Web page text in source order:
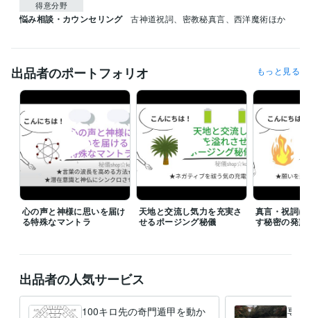
得意分野
悩み相談・カウンセリング 古神道祝詞、密教秘真言、西洋魔術ほか
出品者のポートフォリオ もっと見る
心の声と神様に思いを届け
る特殊なマントラ
天地と交流し気力を充実さ
せるポージング秘儀
真言・祝詞に
す秘密の発声
出品者の人気サービス
100キロ先の奇門遁甲を動か
専用